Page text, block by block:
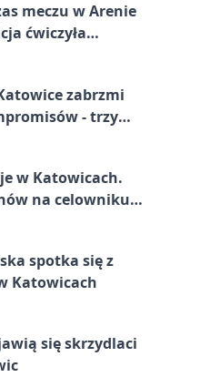
meczu w Arenie
ćwiczyła
zabrzmi
- trzy
w Katowicach.
na celowniku
spotka się z
Katowicach
się skrzydlaci